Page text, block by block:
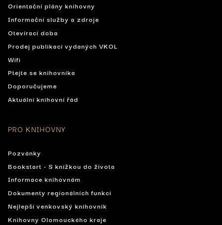
Orientační plány knihovny
Informační služby a zdroje
Otevírací doba
Prodej publikací vydaných VKOL
Wifi
Ptejte se knihovníka
Doporučujeme
Aktuální knihovní řád
PRO KNIHOVNY
Pozvánky
Bookstart - S knížkou do života
Informace knihovnám
Dokumenty regionálních funkcí
Nejlepší venkovský knihovník
Knihovny Olomouckého kraje